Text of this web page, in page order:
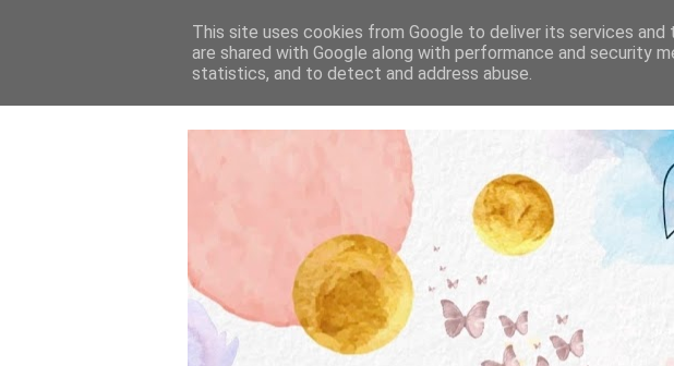
STRONA GŁÓWNA
This site uses cookies from Google to deliver its services
are shared with Google along with performance and security
statistics, and to detect and address abuse.